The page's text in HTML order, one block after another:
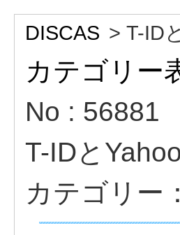
DISCAS > T-ID
カテゴリー
No : 56881
T-IDと
カテゴリー：